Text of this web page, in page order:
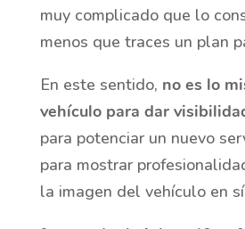
muy complicado que lo
menos que traces un plan
En este sentido, no es lo
vehículo para dar
para potenciar un nuevo
para mostrar
la imagen del vehículo en